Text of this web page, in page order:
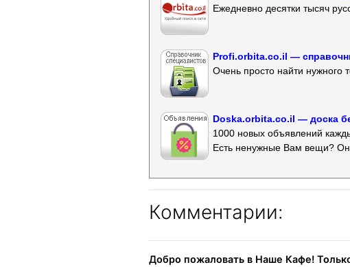
Ежедневно десятки тысяч
Profi.orbita.co.il —
Очень просто найти нужного
Doska.orbita.co.il — доска
1000 новых объявлений
Есть ненужные Вам вещи?
Комментарии:
Добро пожаловать в Наше Кафе!